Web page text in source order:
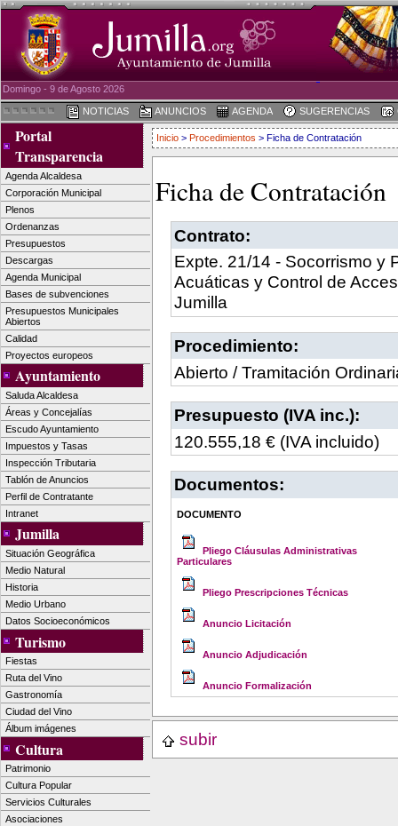
Domingo - 9 de Agosto 2026
NOTICIAS ANUNCIOS AGENDA SUGERENCIAS
Portal
Transparencia
Agenda Alcaldesa
Corporación Municipal
Plenos
Ordenanzas
Presupuestos
Descargas
Agenda Municipal
Bases de subvenciones
Presupuestos Municipales
Abiertos
Calidad
Proyectos europeos
Ayuntamiento
Saluda Alcaldesa
Áreas y Concejalías
Escudo Ayuntamiento
Impuestos y Tasas
Inspección Tributaria
Tablón de Anuncios
Perfil de Contratante
Intranet
Jumilla
Situación Geográfica
Medio Natural
Historia
Medio Urbano
Datos Socioeconómicos
Turismo
Fiestas
Ruta del Vino
Gastronomía
Ciudad del Vino
Álbum imágenes
Cultura
Patrimonio
Cultura Popular
Servicios Culturales
Asociaciones
Inicio > Procedimientos > Ficha de Contratación
Ficha de Contratación
Contrato:
Expte. 21/14 - Socorrismo y
Acuáticas y Control de
Jumilla
Procedimiento:
Abierto / Tramitación
Presupuesto (IVA inc.):
120.555,18 € (IVA incluido)
Documentos:
DOCUMENTO
Pliego Cláusulas Administrativas
Particulares
Pliego Prescripciones Técnicas
Anuncio Licitación
Anuncio Adjudicación
Anuncio Formalización
subir